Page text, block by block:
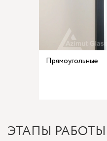
Прямоугольные
ЭТАПЫ РАБОТЫ